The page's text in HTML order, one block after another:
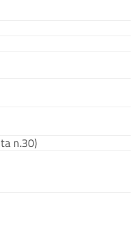
n.30)